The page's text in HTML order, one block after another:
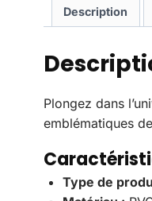
Description
Plongez dans
emblématiques
Type de